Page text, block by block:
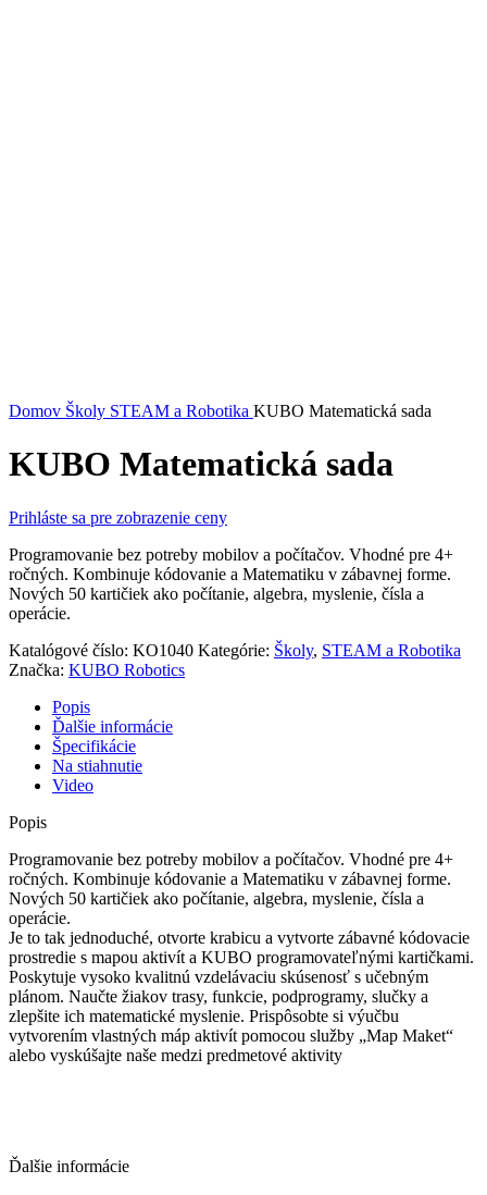
Domov Školy STEAM a Robotika KUBO Matematická sada
KUBO Matematická sada
Prihláste sa pre zobrazenie ceny
Programovanie bez potreby mobilov a počítačov. Vhodné pre 4+
ročných. Kombinuje kódovanie a Matematiku v zábavnej forme.
Nových 50 kartičiek ako počítanie, algebra, myslenie, čísla a
operácie.
Katalógové číslo: KO1040 Kategórie: Školy, STEAM a Robotika
Značka: KUBO Robotics
Popis
Ďalšie informácie
Špecifikácie
Na stiahnutie
Video
Popis
Programovanie bez potreby mobilov a počítačov. Vhodné pre 4+
ročných. Kombinuje kódovanie a Matematiku v zábavnej forme.
Nových 50 kartičiek ako počítanie, algebra, myslenie, čísla a
operácie.
Je to tak jednoduché, otvorte krabicu a vytvorte zábavné kódovacie
prostredie s mapou aktivít a KUBO programovateľnými kartičkami.
Poskytuje vysoko kvalitnú vzdelávaciu skúsenosť s učebným
plánom. Naučte žiakov trasy, funkcie, podprogramy, slučky a
zlepšite ich matematické myslenie. Prispôsobte si výučbu
vytvorením vlastných máp aktivít pomocou služby „Map Maket“
alebo vyskúšajte naše medzi predmetové aktivity
Ďalšie informácie